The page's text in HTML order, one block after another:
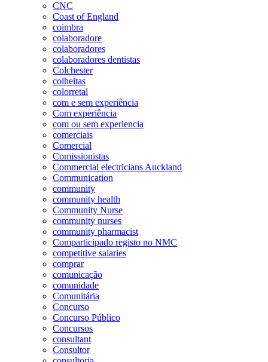
CNC
Coast of England
coimbra
colaboradore
colaboradores
colaboradores dentistas
Colchester
colheitas
colorretal
com e sem experiência
Com experiência
com ou sem experiencia
comerciais
Comercial
Comissionistas
Commercial electricians Auckland
Communication
community
community health
Community Nurse
community nurses
community pharmacist
Comparticipado registo no NMC
competitive salaries
comprar
comunicação
comunidade
Comunitária
Concurso
Concurso Público
Concursos
consultant
Consultor